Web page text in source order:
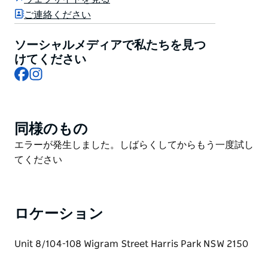
フォニーに浸って。
の味が融合した一皿を堪能してください。まるで中華料
理のようでありながら、インドの魔法が少し加わったか
のようです。また、ベジタリアン、チキン、ヤギ肉を使
Momozzのデザートメニューは、様々な味覚のスイー
ツです。チョコレートモモの贅沢な味わい、ココナッツ
キャンディモモのトロピカルな風味、そしてスティッキ
ーデーツプディングの濃厚な味わいをお楽しみくださ
ご連絡ください
ソーシャルメディアで私たちを見つ
けてください
Facebook
Product
List
同様のもの
Product
List
エラーが発生しました。しばらくしてからもう一度試し
てください
ロケーション
Unit 8/104-108 Wigram Street Harris Park NSW 2150